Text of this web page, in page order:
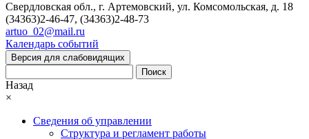
Свердловская обл., г. Артемовский, ул. Комсомольская, д. 18
(34363)2-46-47, (34363)2-48-73
artuo_02@mail.ru
Календарь событий
Версия для слабовидящих
Поиск
Назад
×
Сведения об управлении
Структура и регламент работы